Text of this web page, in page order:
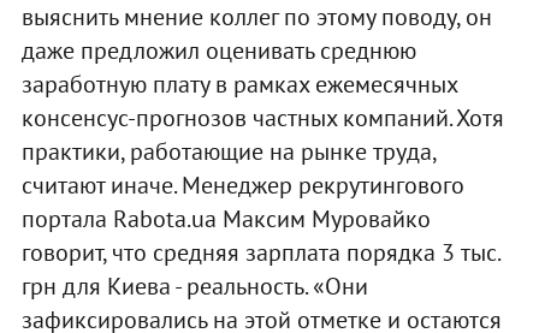
выяснить мнение коллег по этому поводу, он
даже предложил оценивать среднюю
заработную плату в рамках ежемесячных
консенсус-прогнозов частных компаний. Хотя
практики, работающие на рынке труда,
считают иначе. Менеджер рекрутингового
портала Rabota.ua Максим Муровайко
говорит, что средняя зарплата порядка 3 тыс.
грн для Киева - реальность. «Они
зафиксировались на этой отметке и остаются